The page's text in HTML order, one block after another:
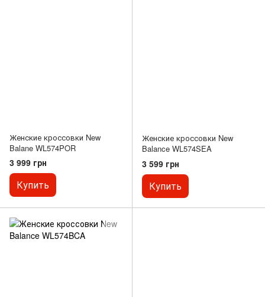
Женские кроссовки New
Balane WL574POR
3 999 грн
Купить
Женские кроссовки New
Balance WL574SEA
3 599 грн
Купить